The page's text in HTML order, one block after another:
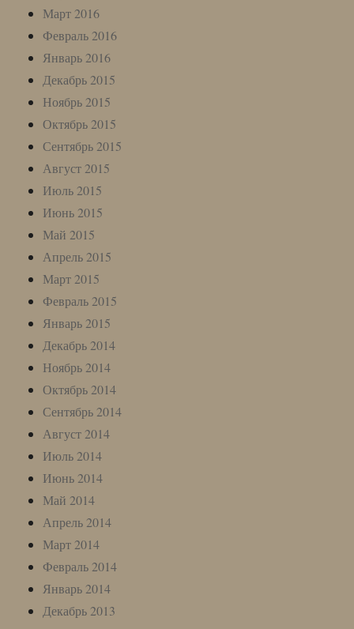
Март 2016
Февраль 2016
Январь 2016
Декабрь 2015
Ноябрь 2015
Октябрь 2015
Сентябрь 2015
Август 2015
Июль 2015
Июнь 2015
Май 2015
Апрель 2015
Март 2015
Февраль 2015
Январь 2015
Декабрь 2014
Ноябрь 2014
Октябрь 2014
Сентябрь 2014
Август 2014
Июль 2014
Июнь 2014
Май 2014
Апрель 2014
Март 2014
Февраль 2014
Январь 2014
Декабрь 2013